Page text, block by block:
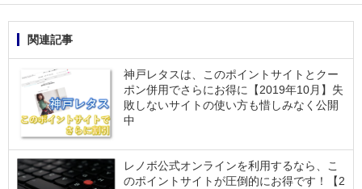
関連記事
神戸レタスは、このポイントサイトとクー
ポン併用でさらにお得に【2019年10月】失
敗しないサイトの使い方も惜しみなく公開
中
レノボ公式オンラインを利用するなら、こ
のポイントサイトが圧倒的にお得です！【2